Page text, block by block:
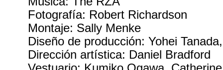
Fotografía: Robert Richardson
Montaje: Sally Menke
Diseño de producción: Yohei
Dirección artística: Daniel Bradford